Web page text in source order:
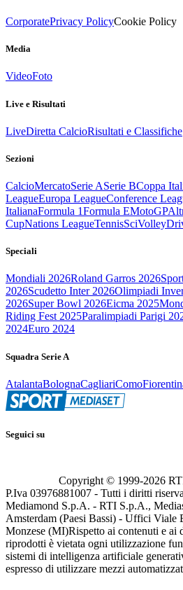
CorporatePrivacy PolicyCookie Policy
Media
VideoFoto
Live e Risultati
LiveDiretta CalcioRisultati e Classifiche
Sezioni
CalcioMercatoSerie ASerie BCoppa
LeagueEuropa LeagueConference
ItalianaFormula 1Formula EMotoGP
CupNations LeagueTennisSciVolley
Speciali
Mondiali 2026Roland Garros 2026
2026Scudetto Inter 2026Olimpiadi
2026Super Bowl 2026Eicma 2025
Riding Fest 2025Paralimpiadi Parigi
2024Euro 2024
Squadra Serie A
AtalantaBolognaCagliariComo
Seguici su
Copyright © 1999-2026
P.Iva 03976881007 - Tutti i diritti
Mediamond S.p.A. - RTI S.p.A.,
Amsterdam (Paesi Bassi) - Uffici Viale
Monzese (MI)Rispetto ai contenuti e ai
riprodotti è vietata ogni utilizzazione
sistemi di intelligenza artificiale
espresso di utilizzare mezzi